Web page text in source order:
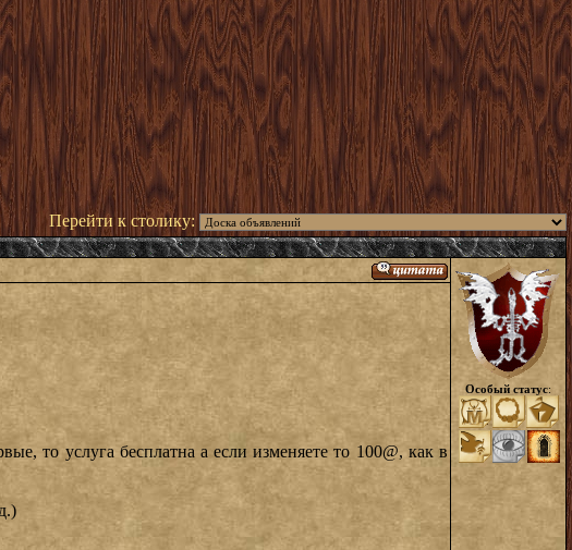
Перейти к столику:
то услуга бесплатна а если изменяете то 100@, как в
Особый статус: